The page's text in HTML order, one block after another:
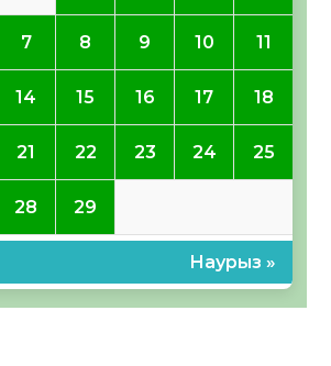
7 8 9 10 11
14 15 16 17 18
21 22 23 24 25
28 29
Наурыз »